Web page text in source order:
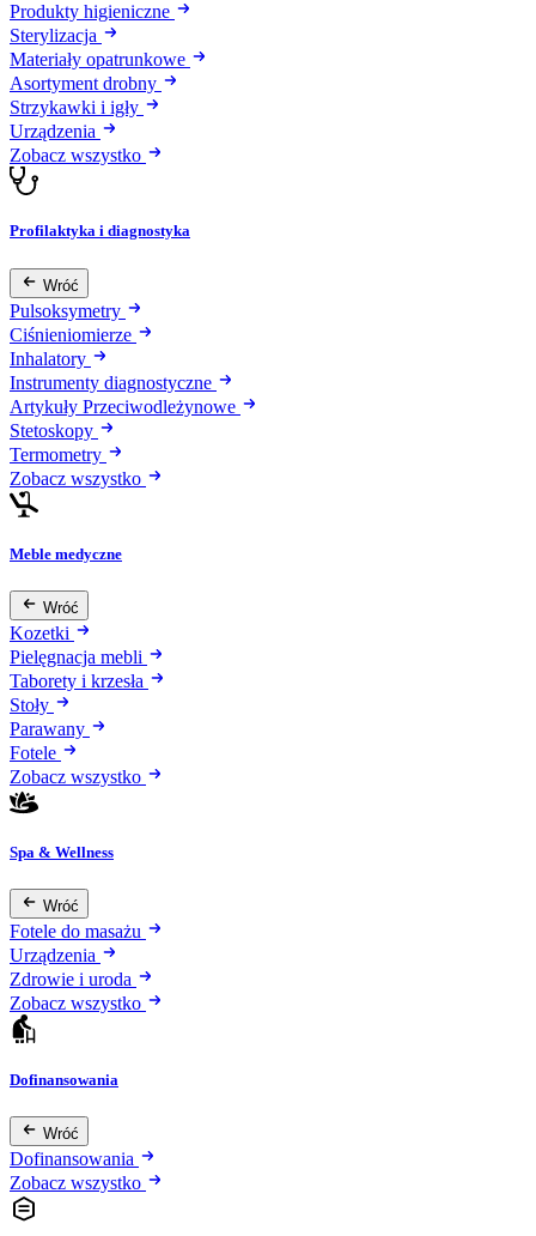
Produkty higieniczne
Sterylizacja
Materiały opatrunkowe
Asortyment drobny
Strzykawki i igły
Urządzenia
Zobacz wszystko
Profilaktyka i diagnostyka
Wróć
Pulsoksymetry
Ciśnieniomierze
Inhalatory
Instrumenty diagnostyczne
Artykuły Przeciwodleżynowe
Stetoskopy
Termometry
Zobacz wszystko
Meble medyczne
Wróć
Kozetki
Pielęgnacja mebli
Taborety i krzesła
Stoły
Parawany
Fotele
Zobacz wszystko
Spa & Wellness
Wróć
Fotele do masażu
Urządzenia
Zdrowie i uroda
Zobacz wszystko
Dofinansowania
Wróć
Dofinansowania
Zobacz wszystko